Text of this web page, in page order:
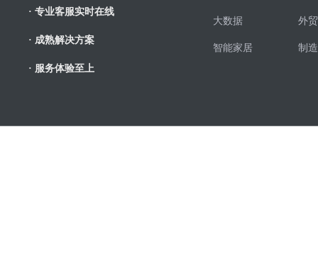
· 专业客服实时在线
· 成熟解决方案
· 服务体验至上
大数据 外
智能家居 制